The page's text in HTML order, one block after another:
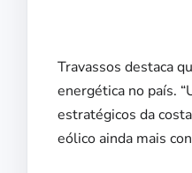
Travassos destaca
energética no país.
estratégicos da
eólico ainda mais